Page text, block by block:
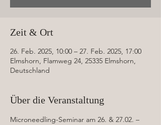
Zeit & Ort
26. Feb. 2025, 10:00 – 27. Feb. 2025, 17:00
Elmshorn, Flamweg 24, 25335 Elmshorn,
Deutschland
Über die Veranstaltung
Microneedling-Seminar am 26. & 27.02. –